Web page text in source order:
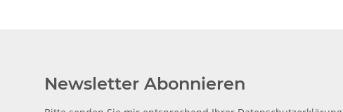
Newsletter Abonnieren